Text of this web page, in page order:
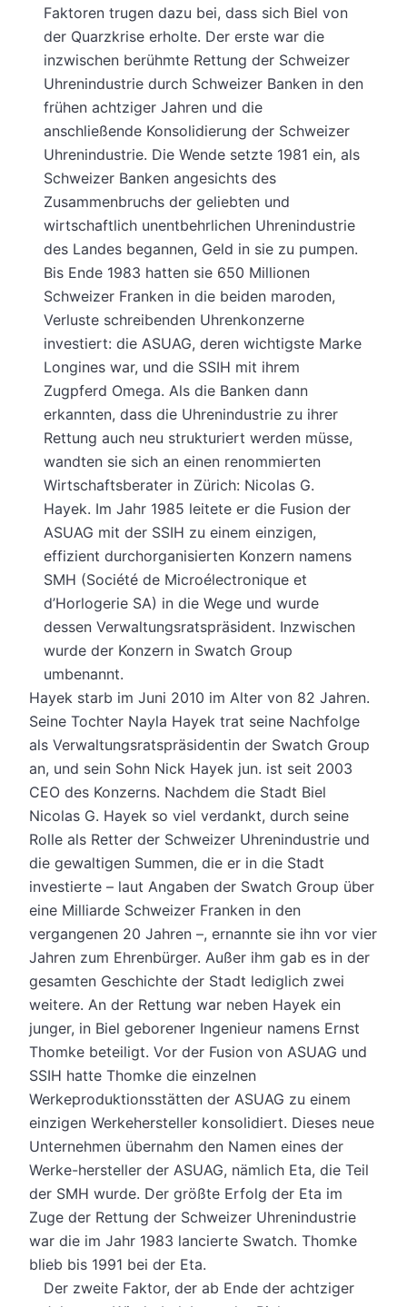
Faktoren trugen dazu bei, dass sich Biel von
der Quarzkrise erholte. Der erste war die
inzwischen berühmte Rettung der Schweizer
Uhrenindustrie durch Schweizer Banken in den
frühen achtziger Jahren und die
anschließende Konsolidierung der Schweizer
Uhrenindustrie. Die Wende setzte 1981 ein, als
Schweizer Banken angesichts des
Zusammenbruchs der geliebten und
wirtschaftlich unentbehrlichen Uhrenindustrie
des Landes begannen, Geld in sie zu pumpen.
Bis Ende 1983 hatten sie 650 Millionen
Schweizer Franken in die beiden maroden,
Verluste schreibenden Uhrenkonzerne
investiert: die ASUAG, deren wichtigste Marke
Longines war, und die SSIH mit ihrem
Zugpferd Omega. Als die Banken dann
erkannten, dass die Uhrenindustrie zu ihrer
Rettung auch neu strukturiert werden müsse,
wandten sie sich an einen renommierten
Wirtschaftsberater in Zürich: Nicolas G.
Hayek. Im Jahr 1985 leitete er die Fusion der
ASUAG mit der SSIH zu einem einzigen,
effizient durchorganisierten Konzern namens
SMH (Société de Microélectronique et
d’Horlogerie SA) in die Wege und wurde
dessen Verwaltungsratspräsident. Inzwischen
wurde der Konzern in Swatch Group
umbenannt.
Hayek starb im Juni 2010 im Alter von 82 Jahren.
Seine Tochter Nayla Hayek trat seine Nachfolge
als Verwaltungsratspräsidentin der Swatch Group
an, und sein Sohn Nick Hayek jun. ist seit 2003
CEO des Konzerns. Nachdem die Stadt Biel
Nicolas G. Hayek so viel verdankt, durch seine
Rolle als Retter der Schweizer Uhrenindustrie und
die gewaltigen Summen, die er in die Stadt
investierte – laut Angaben der Swatch Group über
eine Milliarde Schweizer Franken in den
vergangenen 20 Jahren –, ernannte sie ihn vor vier
Jahren zum Ehrenbürger. Außer ihm gab es in der
gesamten Geschichte der Stadt lediglich zwei
weitere. An der Rettung war neben Hayek ein
junger, in Biel geborener Ingenieur namens Ernst
Thomke beteiligt. Vor der Fusion von ASUAG und
SSIH hatte Thomke die einzelnen
Werkeproduktionsstätten der ASUAG zu einem
einzigen Werkehersteller konsolidiert. Dieses neue
Unternehmen übernahm den Namen eines der
Werke-hersteller der ASUAG, nämlich Eta, die Teil
der SMH wurde. Der größte Erfolg der Eta im
Zuge der Rettung der Schweizer Uhrenindustrie
war die im Jahr 1983 lancierte Swatch. Thomke
blieb bis 1991 bei der Eta.
Der zweite Faktor, der ab Ende der achtziger